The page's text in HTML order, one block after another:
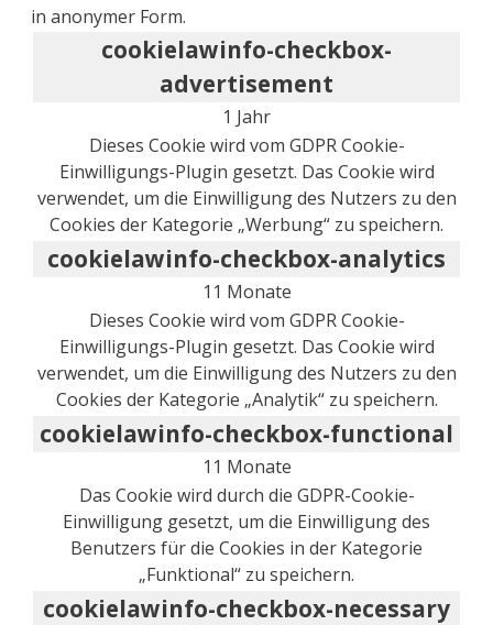
in anonymer Form.
cookielawinfo-checkbox-
advertisement
1 Jahr
Dieses Cookie wird vom GDPR Cookie-
Einwilligungs-Plugin gesetzt. Das Cookie wird
verwendet, um die Einwilligung des Nutzers zu den
Cookies der Kategorie „Werbung“ zu speichern.
cookielawinfo-checkbox-analytics
11 Monate
Dieses Cookie wird vom GDPR Cookie-
Einwilligungs-Plugin gesetzt. Das Cookie wird
verwendet, um die Einwilligung des Nutzers zu den
Cookies der Kategorie „Analytik“ zu speichern.
cookielawinfo-checkbox-functional
11 Monate
Das Cookie wird durch die GDPR-Cookie-
Einwilligung gesetzt, um die Einwilligung des
Benutzers für die Cookies in der Kategorie
„Funktional“ zu speichern.
cookielawinfo-checkbox-necessary